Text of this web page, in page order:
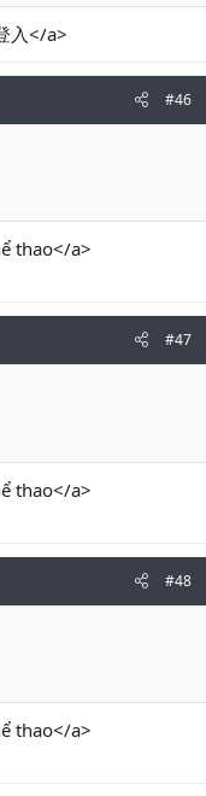
入</a>
#46
thao</a>
#47
thao</a>
#48
thao</a>